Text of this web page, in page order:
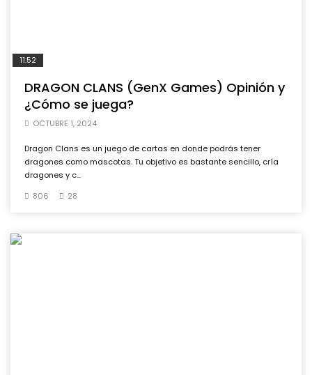
11:52
DRAGON CLANS (GenX Games) Opinión y
¿Cómo se juega?
OCTUBRE 1, 2024
Dragon Clans es un juego de cartas en donde podrás tener
dragones como mascotas. Tu objetivo es bastante sencillo, cría
dragones y c...
806
28